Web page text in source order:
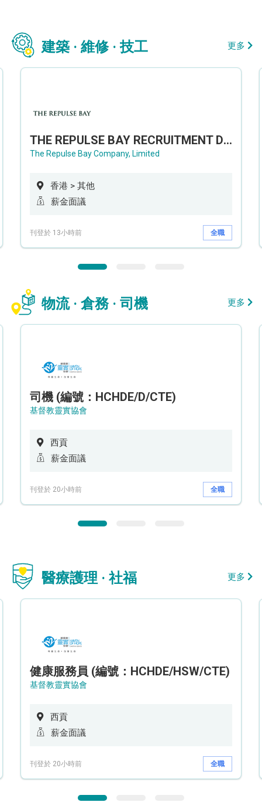
建築 · 維修 · 技工 更多
THE REPULSE BAY RECRUITMENT DAY 淺水灣影灣園人才招聘會
The Repulse Bay Company, Limited
香港 > 其他
薪金面議
刊登於 13小時前 全職
物流 · 倉務 · 司機 更多
司機 (編號：HCHDE/D/CTE)
基督教靈實協會
西貢
薪金面議
刊登於 20小時前 全職
醫療護理 · 社福 更多
健康服務員 (編號：HCHDE/HSW/CTE)
基督教靈實協會
西貢
薪金面議
刊登於 20小時前 全職